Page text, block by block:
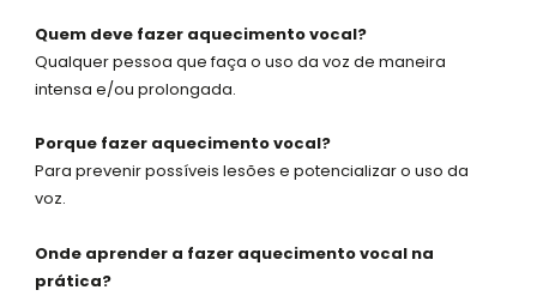
Quem deve fazer aquecimento vocal?
Qualquer pessoa que faça o uso da voz de maneira
intensa e/ou prolongada.
Porque fazer aquecimento vocal?
Para prevenir possíveis lesões e potencializar o uso da
voz.
Onde aprender a fazer aquecimento vocal na
prática?